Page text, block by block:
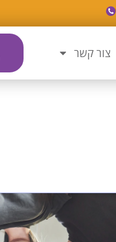
צור קשר